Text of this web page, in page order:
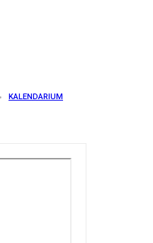
KALENDARIUM